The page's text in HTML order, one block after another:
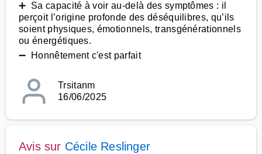
➕ Sa capacité à voir au-delà des symptômes : il
perçoit l’origine profonde des déséquilibres, qu’ils
soient physiques, émotionnels, transgénérationnels
ou énergétiques.
➖ Honnêtement c'est parfait
Trsitanm
16/06/2025
Avis sur Cécile Reslinger